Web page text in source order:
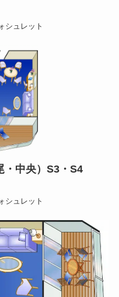
シュレット
・中央）S3・S4
シュレット